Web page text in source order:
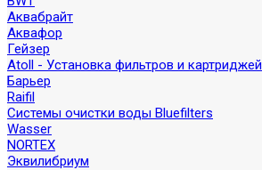
Аквабрайт
Аквафор
Гейзер
Atoll - Установка фильтров и картриджей
Барьер
Raifil
Системы очистки воды Bluefilters
Wasser
NORTEX
Эквилибриум